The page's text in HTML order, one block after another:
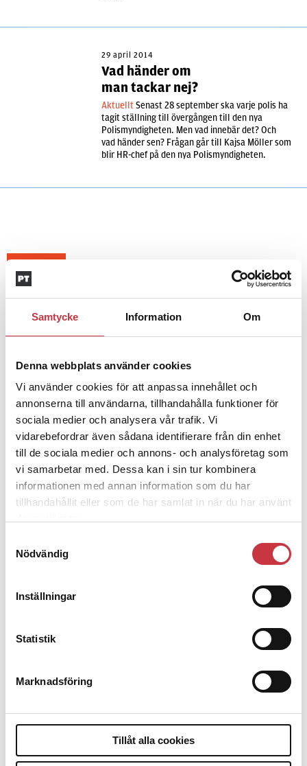
Samtycke Information Om
Denna webbplats använder cookies
Vi använder cookies för att anpassa innehållet och
annonserna till användarna, tillhandahålla funktioner för
sociala medier och analysera vår trafik. Vi
vidarebefordrar även sådana identifierare från din enhet
till de sociala medier och annons- och analysföretag som
vi samarbetar med. Dessa kan i sin tur kombinera
informationen med annan information som du har
tillhandahållit eller som de har samlat in när du har använt
Nödvändig
Inställningar
Statistik
Marknadsföring
Tillåt alla cookies
29 april 2014
Vad händer om
man tackar nej?
Aktuellt Senast 28 september ska varje polis ha
tagit ställning till övergången till den nya
Polismyndigheten. Men vad innebär det? Och
vad händer sen? Frågan går till Kajsa Möller som
blir HR-chef på den nya Polismyndigheten.
Klart: Ingångslönen höjs med 2 300
kronor
Insändare:Miljoner i sjön –
polisaspiranter underkänns på
godtyckliga grunder
1 juni 2026
Jens Mårtensson:Snart 20 år i tjänst
– nu ska han lära sig grunderna
9 juli 2026
Slutreplik:Det handlar om
kunskapsstyrning – inte om
forskarnas motiv